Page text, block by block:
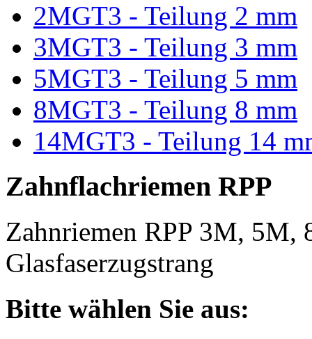
2MGT3 - Teilung 2 mm
3MGT3 - Teilung 3 mm
5MGT3 - Teilung 5 mm
8MGT3 - Teilung 8 mm
14MGT3 - Teilung 14
Zahnflachriemen RPP
Zahnriemen RPP 3M, 5M,
Glasfaserzugstrang
Bitte wählen Sie aus: